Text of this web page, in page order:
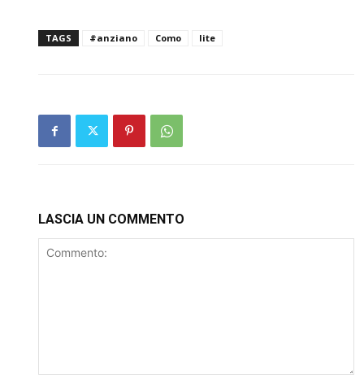
TAGS #anziano Como lite
LASCIA UN COMMENTO